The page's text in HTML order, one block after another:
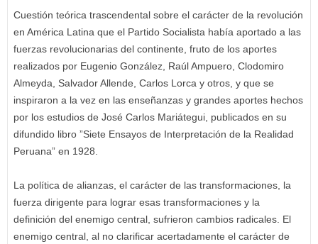
Cuestión teórica trascendental sobre el carácter de la revolución
en América Latina que el Partido Socialista había aportado a las
fuerzas revolucionarias del continente, fruto de los aportes
realizados por Eugenio González, Raúl Ampuero, Clodomiro
Almeyda, Salvador Allende, Carlos Lorca y otros, y que se
inspiraron a la vez en las enseñanzas y grandes aportes hechos
por los estudios de José Carlos Mariátegui, publicados en su
difundido libro ”Siete Ensayos de Interpretación de la Realidad
Peruana” en 1928.
La política de alianzas, el carácter de las transformaciones, la
fuerza dirigente para lograr esas transformaciones y la
definición del enemigo central, sufrieron cambios radicales. El
enemigo central, al no clarificar acertadamente el carácter de